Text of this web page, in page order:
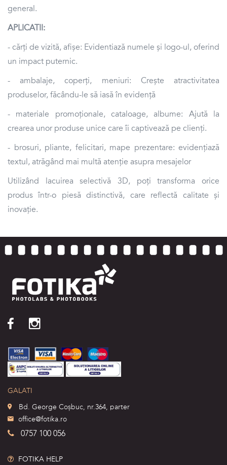
general.
APLICATII:
- cărți de vizită, afișe: Evidentiază numele și logo-ul, oferind
un impact puternic.
- ambalaje, coperți, meniuri: Crește atractivitatea
produselor, făcându-le să iasă în evidență
- materiale promoționale, cataloage, albume: Ajută la
crearea unor produse unice care îi captivează pe clienți.
- brosuri, pliante, felicitari, mape prezentare: evidențiază
textul, atrăgând mai multă atenție asupra mesajelor
Utilizând lacuirea selectivă 3D, poți transforma orice
produs într-o piesă distinctivă, care reflectă calitate și
inovație.
GALATI
Bd. George Coșbuc, nr.364, parter
office@fotika.ro
0757 100 056
FOTIKA HELP